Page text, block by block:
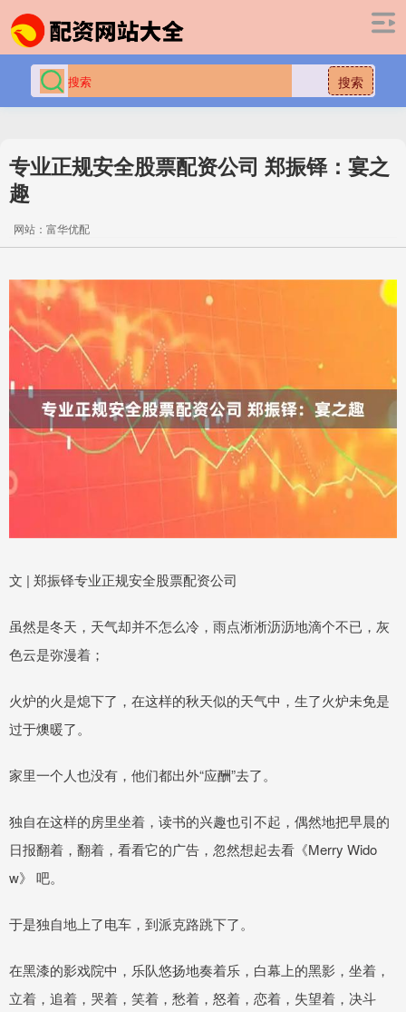
搜索
专业正规安全股票配资公司 郑振铎：宴之
趣
网站：富华优配
文 | 郑振铎专业正规安全股票配资公司
虽然是冬天，天气却并不怎么冷，雨点淅淅沥沥地滴个不已，灰
色云是弥漫着；
火炉的火是熄下了，在这样的秋天似的天气中，生了火炉未免是
过于燠暖了。
家里一个人也没有，他们都出外“应酬”去了。
独自在这样的房里坐着，读书的兴趣也引不起，偶然地把早晨的
日报翻着，翻着，看看它的广告，忽然想起去看《Merry Wido
w》 吧。
于是独自地上了电车，到派克路跳下了。
在黑漆的影戏院中，乐队悠扬地奏着乐，白幕上的黑影，坐着，
立着，追着，哭着，笑着，愁着，怒着，恋着，失望着，决斗